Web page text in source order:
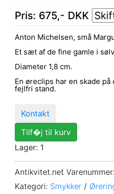
Pris: 675,- DKK
Anton Michelsen, små
Et sæt af de fine gamle i
Diameter 1,8 cm.
En øreclips har en skade
fejlfri stand.
Kontakt
Tilf�j til kurv
Lager: 1
Antikvitet.net Varenummer
Kategori: Smykker /